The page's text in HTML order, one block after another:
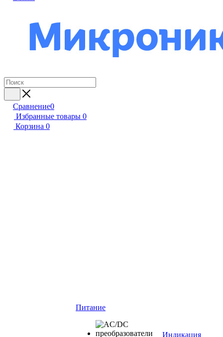
Сравнение0
Избранные товары 0
Корзина 0
Питание
Индикация